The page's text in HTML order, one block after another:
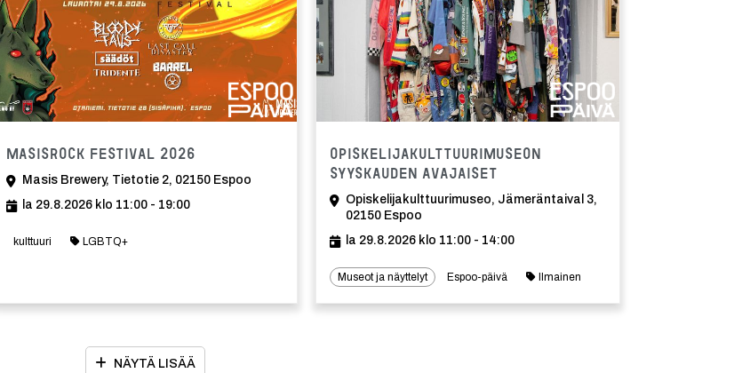
MasisRock Festival 2026
Masis Brewery, Tietotie 2, 02150 Espoo
la 29.8.2026 klo 11:00 - 19:00
kulttuuri LGBTQ+
Opiskelijakulttuurimuseon
syyskauden avajaiset
Opiskelijakulttuurimuseo, Jämeräntaival 3,
02150 Espoo
la 29.8.2026 klo 11:00 - 14:00
Museot ja näyttelyt Espoo-päivä Ilmainen
NÄYTÄ LISÄÄ